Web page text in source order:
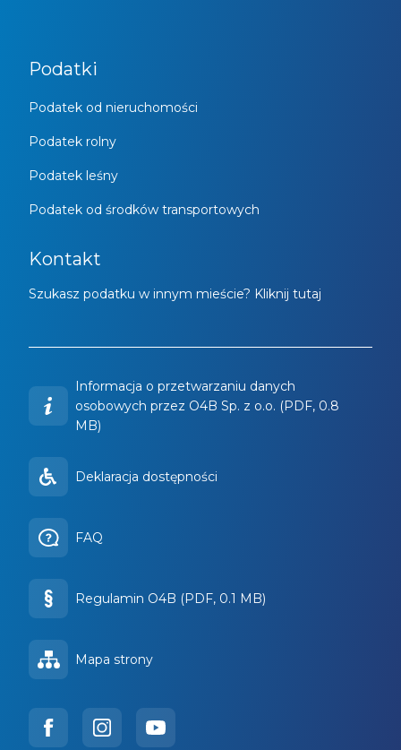
Podatki
Podatek od nieruchomości
Podatek rolny
Podatek leśny
Podatek od środków transportowych
Kontakt
Szukasz podatku w innym mieście? Kliknij tutaj
Informacja o przetwarzaniu danych
osobowych przez O4B Sp. z o.o. (PDF, 0.8
MB)
Deklaracja dostępności
FAQ
Regulamin O4B (PDF, 0.1 MB)
Mapa strony